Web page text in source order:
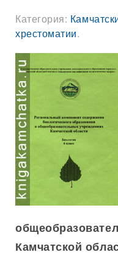
Категория:
хрестоматии.
Камчатской